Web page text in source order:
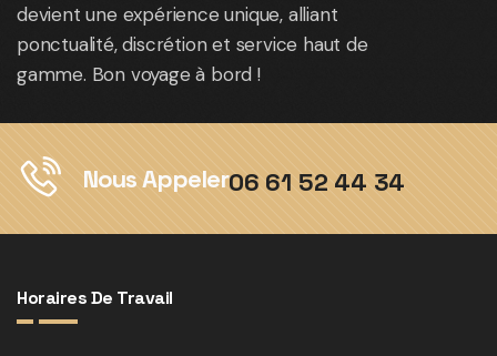
devient une expérience unique, alliant
ponctualité, discrétion et service haut de
gamme. Bon voyage à bord !
Nous Appeler06 61 52 44 34
Horaires De Travail